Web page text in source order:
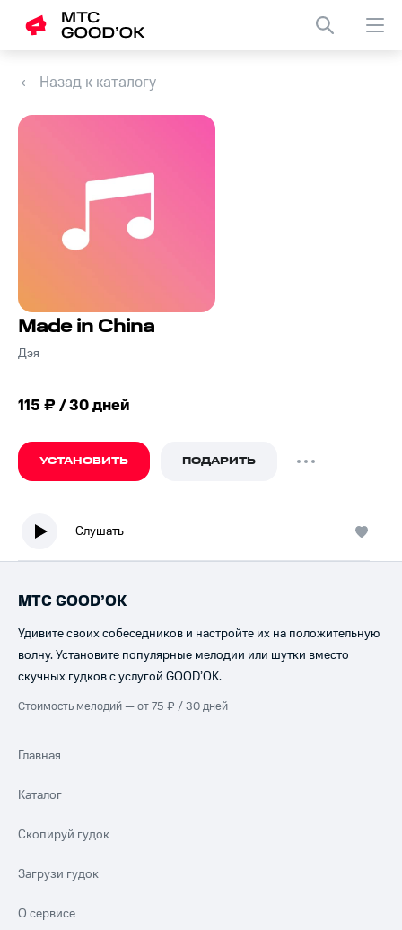
Назад к каталогу
Made in China
Дэя
115 ₽ / 30 дней
УСТАНОВИТЬ ПОДАРИТЬ
Слушать
МТС GOOD’OK
Удивите своих собеседников и настройте их на положительную
волну. Установите популярные мелодии или шутки вместо
скучных гудков с услугой GOOD’OK.
Стоимость мелодий — от 75 ₽ / 30 дней
Главная
Каталог
Скопируй гудок
Загрузи гудок
О сервисе